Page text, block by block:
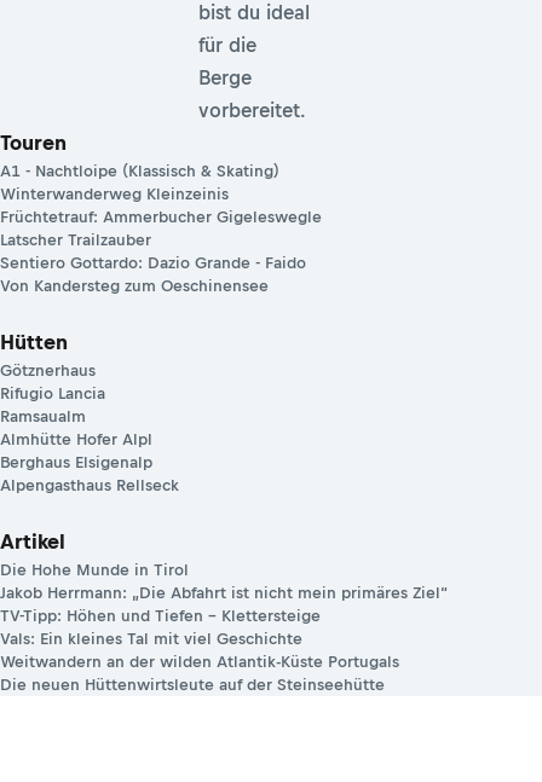
bist du ideal
für die
Berge
vorbereitet.
Touren
A1 - Nachtloipe (Klassisch & Skating)
Winterwanderweg Kleinzeinis
Früchtetrauf: Ammerbucher Gigeleswegle
Latscher Trailzauber
Sentiero Gottardo: Dazio Grande - Faido
Von Kandersteg zum Oeschinensee
Hütten
Götznerhaus
Rifugio Lancia
Ramsaualm
Almhütte Hofer Alpl
Berghaus Elsigenalp
Alpengasthaus Rellseck
Artikel
Die Hohe Munde in Tirol
Jakob Herrmann: „Die Abfahrt ist nicht mein primäres Ziel“
TV-Tipp: Höhen und Tiefen – Klettersteige
Vals: Ein kleines Tal mit viel Geschichte
Weitwandern an der wilden Atlantik-Küste Portugals
Die neuen Hüttenwirtsleute auf der Steinseehütte